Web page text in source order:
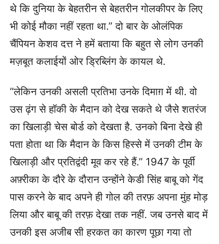
थे कि दुनिया के बेहतरीन से बेहतरीन गोलकीपर के लिए
भी कोई मौका नहीं रहता था.” दो बार के ओलंपिक
चैंपियन केशव दत्त ने हमें बताया कि बहुत से लोग उनकी
मज़बूत कलाईयों ओर ड्रिब्लिंग के कायल थे.
“लेकिन उनकी असली प्रतिभा उनके दिमाग़ में थी. वो
उस ढ़ंग से हॉकी के मैदान को देख सकते थे जैसे शतरंज
का खिलाड़ी चेस बोर्ड को देखता है. उनको बिना देखे ही
पता होता था कि मैदान के किस हिस्से में उनकी टीम के
खिलाड़ी और प्रतिद्वंदी मूव कर रहे हैं.” 1947 के पूर्वी
अफ़्रीका के दौरे के दौरान उन्होंने केडी सिंह बाबू को गेंद
पास करने के बाद अपने ही गोल की तरफ़ अपना मुंह मोड़
लिया और बाबू की तरफ़ देखा तक नहीं. जब उनसे बाद में
उनकी इस अजीब सी हरकत का कारण पूछा गया तो